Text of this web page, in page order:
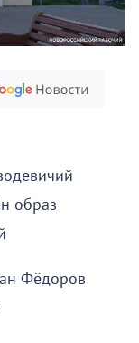
образ
Фёдоров